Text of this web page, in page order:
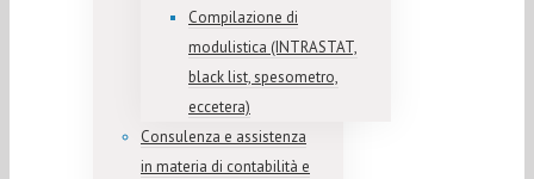
Compilazione di
modulistica (INTRASTAT,
black list, spesometro,
eccetera)
Consulenza e assistenza
in materia di contabilità e